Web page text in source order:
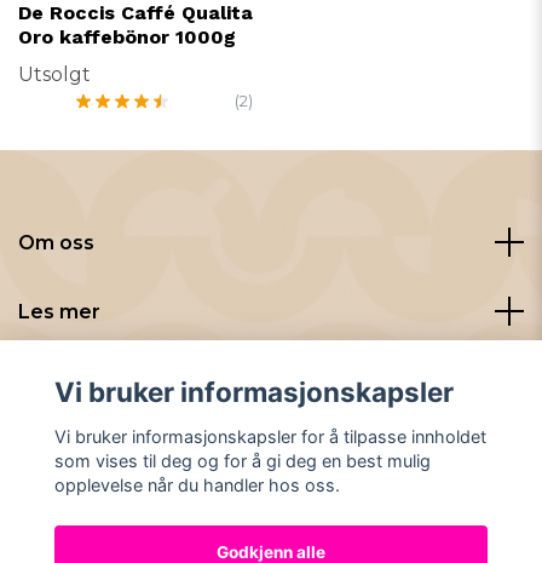
De Roccis Caffé Qualita
Oro kaffebönor 1000g
Utsolgt
(2)
Om oss
Les mer
Sosiale medier
Vi bruker informasjonskapsler
Vi bruker informasjonskapsler for å tilpasse innholdet
som vises til deg og for å gi deg en best mulig
opplevelse når du handler hos oss.
Godkjenn alle